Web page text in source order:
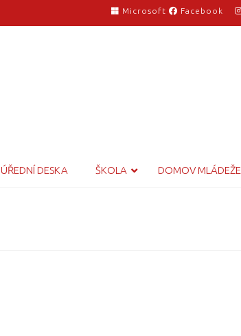
Microsoft Facebook
ÚŘEDNÍ DESKA ŠKOLA DOMOV MLÁDEŽE